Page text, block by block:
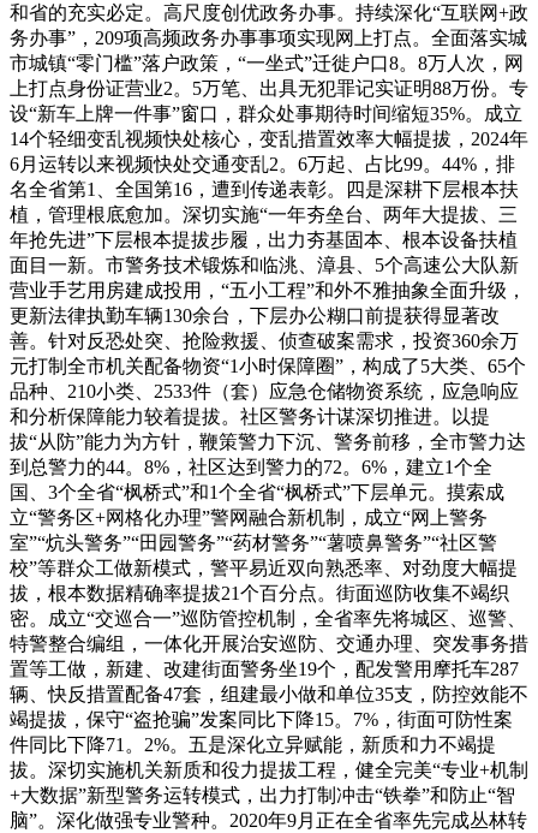
和省的充实必定。高尺度创优政务办事。持续深化“互联网+政
务办事”，209项高频政务办事事项实现网上打点。全面落实城
市城镇“零门槛”落户政策，“一坐式”迁徙户口8。8万人次，网
上打点身份证营业2。5万笔、出具无犯罪记实证明88万份。专
设“新车上牌一件事”窗口，群众处事期待时间缩短35%。成立
14个轻细变乱视频快处核心，变乱措置效率大幅提拔，2024年
6月运转以来视频快处交通变乱2。6万起、占比99。44%，排
名全省第1、全国第16，遭到传递表彰。四是深耕下层根本扶
植，管理根底愈加。深切实施“一年夯垒台、两年大提拔、三
年抢先进”下层根本提拔步履，出力夯基固本、根本设备扶植
面目一新。市警务技术锻炼和临洮、漳县、5个高速公大队新
营业手艺用房建成投用，“五小工程”和外不雅抽象全面升级，
更新法律执勤车辆130余台，下层办公糊口前提获得显著改
善。针对反恐处突、抢险救援、侦查破案需求，投资360余万
元打制全市机关配备物资“1小时保障圈”，构成了5大类、65个
品种、210小类、2533件（套）应急仓储物资系统，应急响应
和分析保障能力较着提拔。社区警务计谋深切推进。以提
拔“从防”能力为方针，鞭策警力下沉、警务前移，全市警力达
到总警力的44。8%，社区达到警力的72。6%，建立1个全
国、3个全省“枫桥式”和1个全省“枫桥式”下层单元。摸索成
立“警务区+网格化办理”警网融合新机制，成立“网上警务
室”“炕头警务”“田园警务”“药材警务”“薯喷鼻警务”“社区警
校”等群众工做新模式，警平易近双向熟悉率、对劲度大幅提
拔，根本数据精确率提拔21个百分点。街面巡防收集不竭织
密。成立“交巡合一”巡防管控机制，全省率先将城区、巡警、
特警整合编组，一体化开展治安巡防、交通办理、突发事务措
置等工做，新建、改建街面警务坐19个，配发警用摩托车287
辆、快反措置配备47套，组建最小做和单位35支，防控效能不
竭提拔，保守“盗抢骗”发案同比下降15。7%，街面可防性案
件同比下降71。2%。五是深化立异赋能，新质和力不竭提
拔。深切实施机关新质和役力提拔工程，健全完美“专业+机制
+大数据”新型警务运转模式，出力打制冲击“铁拳”和防止“智
脑”。深化做强专业警种。2020年9月正在全省率先完成丛林转